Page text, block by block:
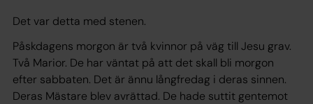
Det var detta med stenen.
Påskdagens morgon är två kvinnor på väg till Jesu grav.
Två Marior. De har väntat på att det skall bli morgon
efter sabbaten. Det är ännu långfredag i deras sinnen.
Deras Mästare blev avrättad. De hade suttit gentemot